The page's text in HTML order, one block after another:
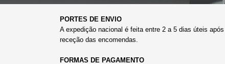
PORTES DE ENVIO
A expedição nacional é feita entre 2 a 5 dias úteis
receção das encomendas.
FORMAS DE PAGAMENTO